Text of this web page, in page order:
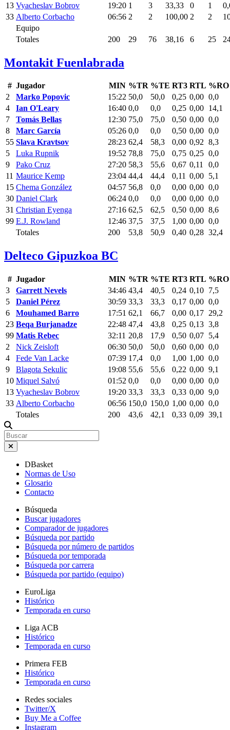
13 Vyacheslav Bobrov 19:20 1 3 33,33 0 1
33 Alberto Corbacho 06:56 2 2 100,00 2 2
Equipo
Totales
200 29 76 38,16 6 25
Montakit Fuenlabrada
# Jugador MIN %TR %TE RT3 RTL %RO
2
Marko Popovic 15:22 50,0 50,0 0,25 0,00 0,0
4
Ian O'Leary 16:40 0,0 0,0 0,25 0,00 14,1
7
Tomás Bellas 12:30 75,0 75,0 0,50 0,00 0,0
8
Marc García 05:26 0,0 0,0 0,50 0,00 0,0
55 Slava Kravtsov 28:23 62,4 58,3 0,00 0,92 8,3
5
Luka Rupnik 19:52 78,8 75,0 0,75 0,25 0,0
9
Pako Cruz 27:20 58,3 55,6 0,67 0,11
0,0
11 Maurice Kemp 23:04 44,4 44,4 0,11 0,00 5,1
15 Chema González 04:57 56,8 0,0 0,00 0,00 0,0
30 Daniel Clark 06:24 0,0 0,0 0,00 0,00 0,0
31 Christian Eyenga 27:16 62,5 62,5 0,50 0,00 8,6
99 E.J. Rowland 12:46 37,5 37,5 1,00 0,00 0,0
Totales
200 53,8 50,9 0,40 0,28 32,4
Delteco Gipuzkoa BC
# Jugador MIN %TR %TE RT3 RTL %RO
3
Garrett Nevels 34:46 43,4 40,5 0,24 0,10 7,5
5
Daniel Pérez 30:59 33,3 33,3 0,17 0,00 0,0
6
Mouhamed Barro 17:51 62,1 66,7 0,00 0,17 29,2
23 Beqa Burjanadze 22:48 47,4 43,8 0,25 0,13 3,8
99 Matis Rebec 32:11 20,8 17,9 0,50 0,07 5,4
2
Nick Zeisloft 06:30 50,0 50,0 0,60 0,00 0,0
4
Fede Van Lacke 07:39 17,4 0,0 1,00 1,00 0,0
9
Blagota Sekulic 19:08 55,6 55,6 0,22 0,00 9,1
10 Miquel Salvó 01:52 0,0 0,0 0,00 0,00 0,0
13 Vyacheslav Bobrov 19:20 33,3 33,3 0,33 0,00 9,0
33 Alberto Corbacho 06:56 150,0 150,0 1,00 0,00 0,0
Totales
200 43,6 42,1 0,33 0,09 39,1
DBasket
Normas de Uso
Glosario
Contacto
Búsqueda
Buscar jugadores
Comparador de jugadores
Búsqueda por partido
Búsqueda por número de partidos
Búsqueda por temporada
Búsqueda por carrera
Búsqueda por partido (equipo)
EuroLiga
Histórico
Temporada en curso
Liga ACB
Histórico
Temporada en curso
Primera FEB
Histórico
Temporada en curso
Redes sociales
Twitter/X
Buy Me a Coffee
Instagram